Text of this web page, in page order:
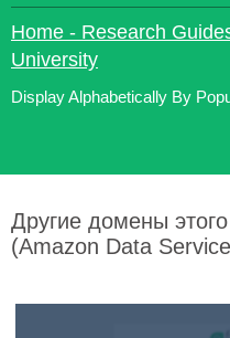
Home - Research
University
Display Alphabetically By
Другие домены
(Amazon Data